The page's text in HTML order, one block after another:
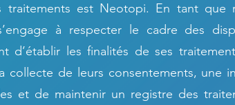
traitements est Neotopi. En tant que
à respecter le cadre des
d’établir les finalités de ses
collecte de leurs consentements, une
et de maintenir un registre des